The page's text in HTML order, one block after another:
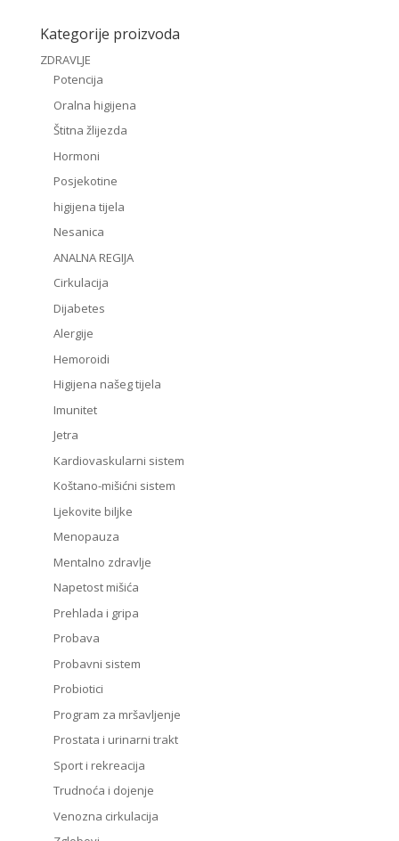
Kategorije proizvoda
ZDRAVLJE
Potencija
Oralna higijena
Štitna žlijezda
Hormoni
Posjekotine
higijena tijela
Nesanica
ANALNA REGIJA
Cirkulacija
Dijabetes
Alergije
Hemoroidi
Higijena našeg tijela
Imunitet
Jetra
Kardiovaskularni sistem
Koštano-mišićni sistem
Ljekovite biljke
Menopauza
Mentalno zdravlje
Napetost mišića
Prehlada i gripa
Probava
Probavni sistem
Probiotici
Program za mršavljenje
Prostata i urinarni trakt
Sport i rekreacija
Trudnoća i dojenje
Venozna cirkulacija